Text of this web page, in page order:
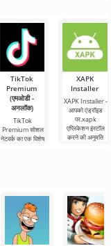
एक व्यावसायिक
घटक का एक सफल
TikTok
Premium
(एमओडी -
अनलॉक)
TikTok
Premium सोशल
नेटवर्क का एक विशेष
XAPK
Installer
XAPK Installer -
आपको एंड्रॉइड
पर.xapk
एप्लिकेशन इंस्टॉल
करने की अनुमति